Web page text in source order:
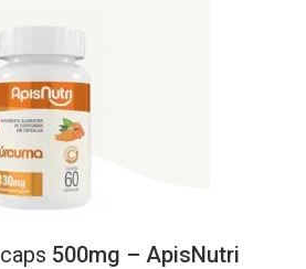
caps 500mg – ApisNutri